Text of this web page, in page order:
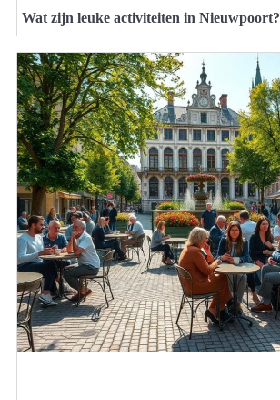
Wat zijn leuke activiteiten in Nieuwpoort?